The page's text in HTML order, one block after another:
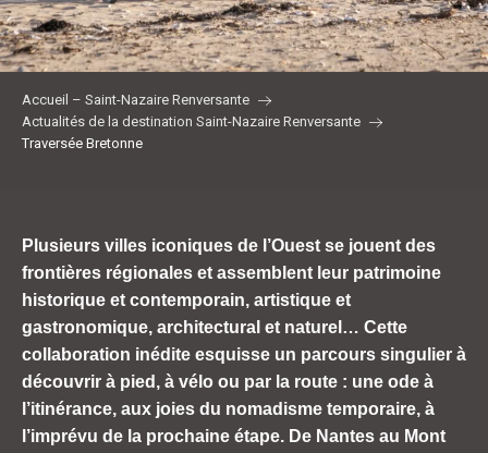
Accueil – Saint-Nazaire Renversante
Actualités de la destination Saint-Nazaire Renversante
Traversée Bretonne
Plusieurs villes iconiques de l’Ouest se jouent des
frontières régionales et assemblent leur patrimoine
historique et contemporain, artistique et
gastronomique, architectural et naturel… Cette
collaboration inédite esquisse un parcours singulier à
découvrir à pied, à vélo ou par la route : une ode à
l’itinérance, aux joies du nomadisme temporaire, à
l’imprévu de la prochaine étape. De Nantes au Mont